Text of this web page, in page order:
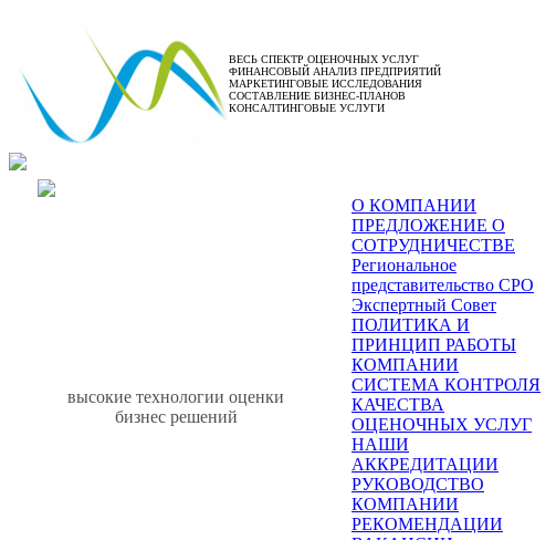
ВЕСЬ СПЕКТР ОЦЕНОЧНЫХ УСЛУГ
ФИНАНСОВЫЙ АНАЛИЗ ПРЕДПРИЯТИЙ
МАРКЕТИНГОВЫЕ ИССЛЕДОВАНИЯ
СОСТАВЛЕНИЕ БИЗНЕС-ПЛАНОВ
КОНСАЛТИНГОВЫЕ УСЛУГИ
высокие технологии оценки
бизнес решений
О КОМПАНИИ
ПРЕДЛОЖЕНИЕ О
СОТРУДНИЧЕСТВЕ
Региональное
представительство СРО
Экспертный Совет
ПОЛИТИКА И
ПРИНЦИП РАБОТЫ
КОМПАНИИ
СИСТЕМА КОНТРОЛЯ
КАЧЕСТВА
ОЦЕНОЧНЫХ УСЛУГ
НАШИ
АККРЕДИТАЦИИ
РУКОВОДСТВО
КОМПАНИИ
РЕКОМЕНДАЦИИ